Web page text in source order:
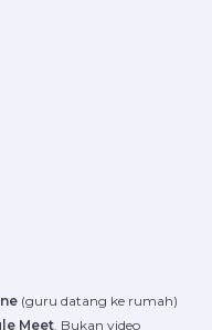
(guru datang ke rumah)
Meet . Bukan video